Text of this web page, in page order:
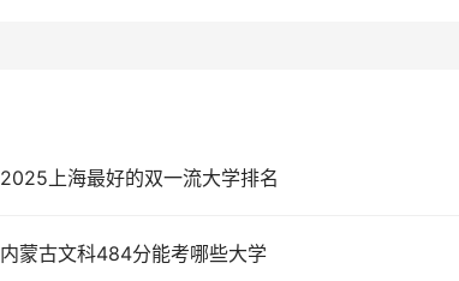
2025上海最好的双一流大学排名
内蒙古文科484分能考哪些大学